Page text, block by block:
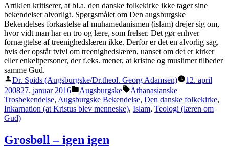
Artiklen kritiserer, at bl.a. den danske folkekirke ikke tager sine
bekendelser alvorligt. Spørgsmålet om Den augsburgske
Bekendelses forkastelse af muhamedanismen (islam) drejer sig om,
hvor vidt man har en tro og lære, som frelser. Det gør enhver
fornægtelse af treenighedslæren ikke. Derfor er det en alvorlig sag,
hvis der opstår tvivl om treenighedslæren, uanset om det er kirker
eller enkeltpersoner, der f.eks. mener, at kristne og muslimer tilbeder
samme Gud.
Posted
by
Dr. Spids (Augsburgske/Dr.theol. Georg Adamsen)
12. april
200827. januar 2016
Posted
in
Augsburgske Tags:
Athanasianske
Trosbekendelse, Augsburgske Bekendelse, Den danske folkekirke,
Inkarnation (at Kristus blev menneske), Islam, Teologi (læren om
Gud)
Grosbøll – igen igen